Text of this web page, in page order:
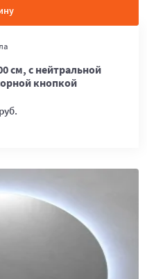
см, с нейтральной
кнопкой